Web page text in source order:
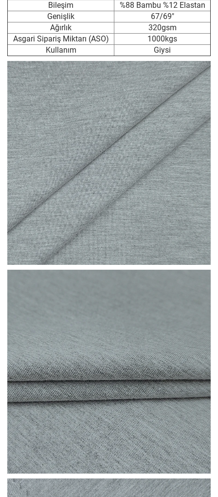
Bileşim
%88 Bambu %12 Elastan
Genişlik
67/69"
Ağırlık
320gsm
Asgari Sipariş Miktarı (ASO)
1000kgs
Kullanım
Giysi